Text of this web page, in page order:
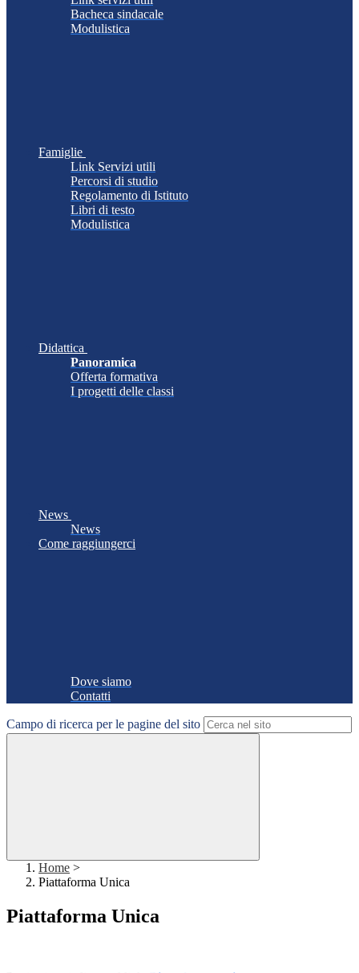
Bacheca sindacale
Modulistica
Famiglie
Link Servizi utili
Percorsi di studio
Regolamento di Istituto
Libri di testo
Modulistica
Didattica
Panoramica
Offerta formativa
I progetti delle classi
News
News
Come raggiungerci
Dove siamo
Contatti
Campo di ricerca per le pagine del sito
Home >
Piattaforma Unica
Piattaforma Unica